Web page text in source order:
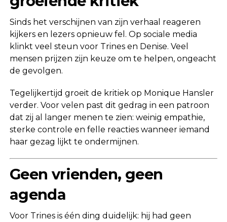
Sinds het verschijnen van zijn verhaal reageren
kijkers en lezers opnieuw fel. Op sociale media
klinkt veel steun voor Trines en Denise. Veel
mensen prijzen zijn keuze om te helpen, ongeacht
de gevolgen.
Tegelijkertijd groeit de kritiek op Monique Hansler
verder. Voor velen past dit gedrag in een patroon
dat zij al langer menen te zien: weinig empathie,
sterke controle en felle reacties wanneer iemand
haar gezag lijkt te ondermijnen.
Geen vrienden, geen
agenda
Voor Trines is één ding duidelijk: hij had geen